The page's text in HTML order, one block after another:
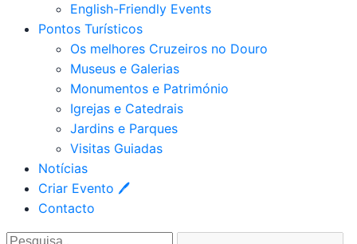
English-Friendly Events
Pontos Turísticos
Os melhores Cruzeiros no Douro​
Museus e Galerias
Monumentos e Património
Igrejas e Catedrais
Jardins e Parques
Visitas Guiadas
Notícias
Criar Evento 🖊
Contacto